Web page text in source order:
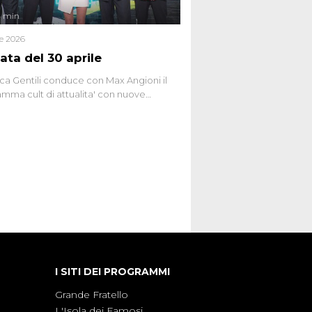
del 30 aprile
min
2026
Gentili conduce con Max Angioni il
cult di attualita' con nuove
I SITI DEI PROGRAMMI
Grande Fratello